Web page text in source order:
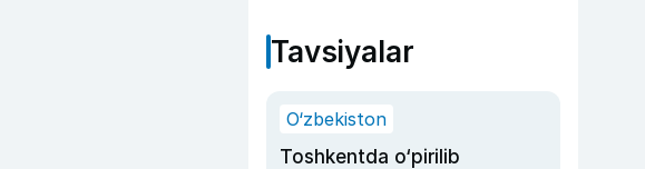
Tavsiyalar
O‘zbekiston
Toshkentda o‘pirilib